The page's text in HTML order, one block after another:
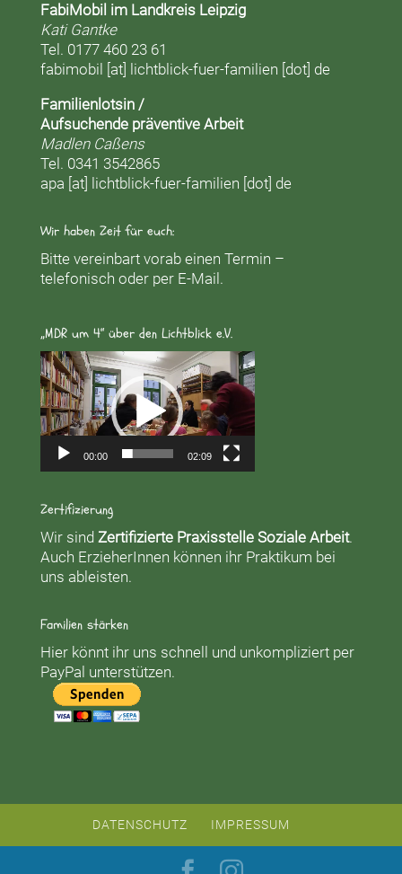
FabiMobil im Landkreis Leipzig
Kati Gantke
Tel. 0177 460 23 61
fabimobil [at] lichtblick-fuer-familien [dot] de
Familienlotsin /
Aufsuchende präventive Arbeit
Madlen Caßens
Tel. 0341 3542865
apa [at] lichtblick-fuer-familien [dot] de
Wir haben Zeit für euch:
Bitte vereinbart vorab einen Termin –
telefonisch oder per E-Mail.
„MDR um 4“ über den Lichtblick e.V.
Video-
Player
00:00 02:09
Zertifizierung
Wir sind Zertifizierte Praxisstelle Soziale Arbeit.
Auch ErzieherInnen können ihr Praktikum bei
uns ableisten.
Familien stärken
Hier könnt ihr uns schnell und unkompliziert per
PayPal unterstützen.
DATENSCHUTZ IMPRESSUM